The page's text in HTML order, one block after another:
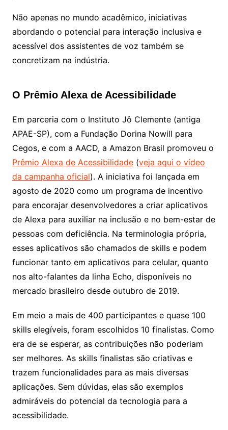
Não apenas no mundo acadêmico, iniciativas
abordando o potencial para interação inclusiva e
acessível dos assistentes de voz também se
concretizam na indústria.
O Prêmio Alexa de Acessibilidade
Em parceria com o Instituto Jô Clemente (antiga
APAE-SP), com a Fundação Dorina Nowill para
Cegos, e com a AACD, a Amazon Brasil promoveu o
Prêmio Alexa de Acessibilidade(veja aqui o vídeo
da campanha oficial). A iniciativa foi lançada em
agosto de 2020 como um programa de incentivo
para encorajar desenvolvedores a criar aplicativos
de Alexa para auxiliar na inclusão e no bem-estar de
pessoas com deficiência. Na terminologia própria,
esses aplicativos são chamados de skills e podem
funcionar tanto em aplicativos para celular, quanto
nos alto-falantes da linha Echo, disponíveis no
mercado brasileiro desde outubro de 2019. ​
Em meio a mais de 400 participantes e quase 100
skills elegíveis, foram escolhidos 10 finalistas. Como
era de se esperar, as contribuições não poderiam
ser melhores. As skills finalistas são criativas e
trazem funcionalidades para as mais diversas
aplicações. Sem dúvidas, elas são exemplos
admiráveis do potencial da tecnologia para a
acessibilidade.